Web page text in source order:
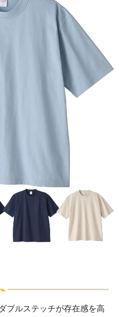
ブルステッチが存在感を高